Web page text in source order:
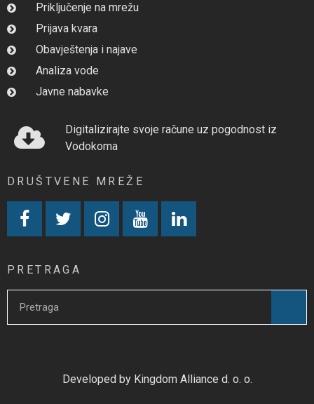
Priključenje na mrežu
Prijava kvara
Obavještenja i najave
Analiza vode
Javne nabavke
Digitalizirajte svoje račune uz pogodnost iz
Vodokoma
DRUŠTVENE MREŽE
PRETRAGA
Developed by Kingdom Alliance d. o. o.